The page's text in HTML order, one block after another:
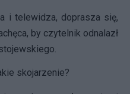
i telewidza, doprasza się,
by czytelnik odnalazł
skojarzenie?